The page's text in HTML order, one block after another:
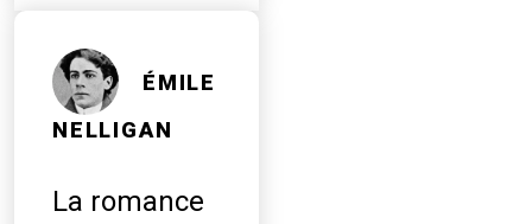
ÉMILE
NELLIGAN
La romance